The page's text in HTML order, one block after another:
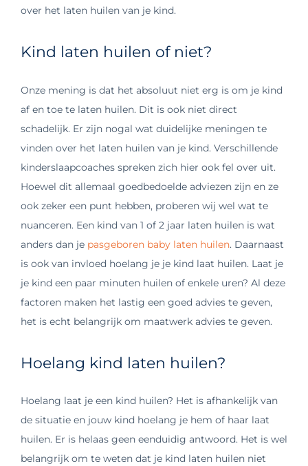
over het laten huilen van je kind.
Kind laten huilen of niet?
Onze mening is dat het absoluut niet erg is om je kind
af en toe te laten huilen. Dit is ook niet direct
schadelijk. Er zijn nogal wat duidelijke meningen te
vinden over het laten huilen van je kind. Verschillende
kinderslaapcoaches spreken zich hier ook fel over uit.
Hoewel dit allemaal goedbedoelde adviezen zijn en ze
ook zeker een punt hebben, proberen wij wel wat te
nuanceren. Een kind van 1 of 2 jaar laten huilen is wat
anders dan je pasgeboren baby laten huilen. Daarnaast
is ook van invloed hoelang je je kind laat huilen. Laat je
je kind een paar minuten huilen of enkele uren? Al deze
factoren maken het lastig een goed advies te geven,
het is echt belangrijk om maatwerk advies te geven.
Hoelang kind laten huilen?
Hoelang laat je een kind huilen? Het is afhankelijk van
de situatie en jouw kind hoelang je hem of haar laat
huilen. Er is helaas geen eenduidig antwoord. Het is wel
belangrijk om te weten dat je kind laten huilen niet